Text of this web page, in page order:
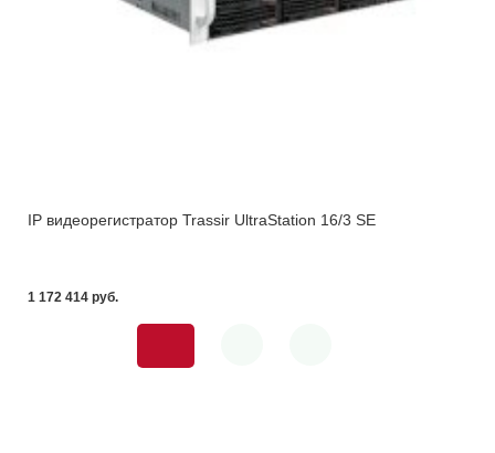
IP видеорегистратор Trassir UltraStation 16/3 SE
1 172 414 pуб.